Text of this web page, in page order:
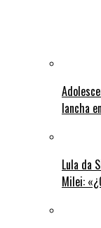
lancha
Lula da
Milei: